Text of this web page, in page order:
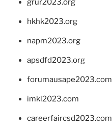
grur2023.org
hkhk2023.org
napm2023.org
apsdfd2023.org
forumausape2023.com
imkl2023.com
careerfaircsd2023.com